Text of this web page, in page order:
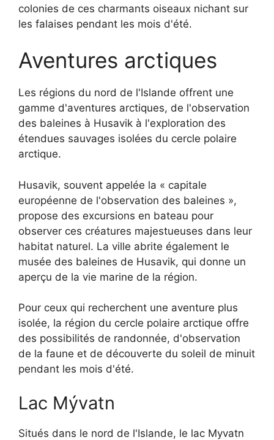
colonies de ces charmants oiseaux nichant sur
les falaises pendant les mois d'été.
Aventures arctiques
Les régions du nord de l'Islande offrent une
gamme d'aventures arctiques, de l'observation
des baleines à Husavik à l'exploration des
étendues sauvages isolées du cercle polaire
arctique.
Husavik, souvent appelée la « capitale
européenne de l'observation des baleines »,
propose des excursions en bateau pour
observer ces créatures majestueuses dans leur
habitat naturel. La ville abrite également le
musée des baleines de Husavik, qui donne un
aperçu de la vie marine de la région.
Pour ceux qui recherchent une aventure plus
isolée, la région du cercle polaire arctique offre
des possibilités de randonnée, d'observation
de la faune et de découverte du soleil de minuit
pendant les mois d'été.
Lac Mývatn
Situés dans le nord de l'Islande, le lac Myvatn